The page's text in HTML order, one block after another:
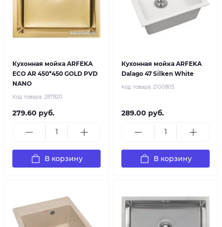
Кухонная мойка ARFEKA
ECO AR 450*450 GOLD PVD
NANO
Код товара: 287820
279.60 руб.
В корзину
Кухонная мойка ARFEKA
Dalago 47 Silken White
Код товара: 2100805
289.00 руб.
В корзину